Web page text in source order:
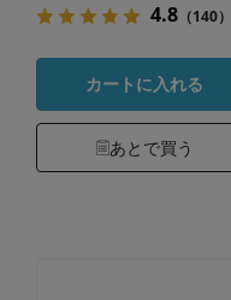
4.8（140）
カートに入れる
あとで買う